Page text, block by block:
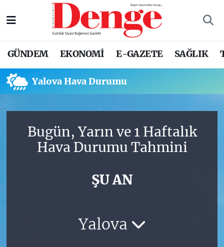
GÜNDEM EKONOMİ E-GAZETE SAĞLIK
Yalova Hava Durumu
Bugün, Yarın ve 1 Haftalık
Hava Durumu Tahmini
ŞU AN
Yalova
Nöbetçi Eczaneler
Trafik Durumu
Süper Lig Puan Durumu ve Fikstür
Tüm Manşetler